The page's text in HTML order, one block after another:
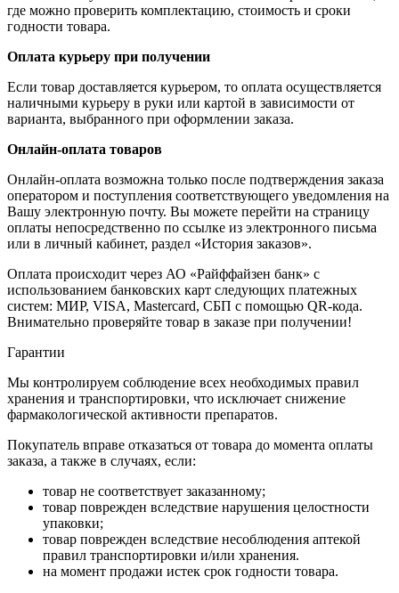
где можно проверить комплектацию, стоимость и сроки
годности товара.
Оплата курьеру при получении
Если товар доставляется курьером, то оплата осуществляется
наличными курьеру в руки или картой в зависимости от
варианта, выбранного при оформлении заказа.
Онлайн-оплата товаров
Онлайн-оплата возможна только после подтверждения заказа
оператором и поступления соответствующего уведомления на
Вашу электронную почту. Вы можете перейти на страницу
оплаты непосредственно по ссылке из электронного письма
или в личный кабинет, раздел «История заказов».
Оплата происходит через АО «Райффайзен банк» с
использованием банковских карт следующих платежных
систем: МИР, VISA, Mastercard, СБП с помощью QR-кода.
Внимательно проверяйте товар в заказе при получении!
Гарантии
Мы контролируем соблюдение всех необходимых правил
хранения и транспортировки, что исключает снижение
фармакологической активности препаратов.
Покупатель вправе отказаться от товара до момента оплаты
заказа, а также в случаях, если:
товар не соответствует заказанному;
товар поврежден вследствие нарушения целостности
упаковки;
товар поврежден вследствие несоблюдения аптекой
правил транспортировки и/или хранения.
на момент продажи истек срок годности товара.